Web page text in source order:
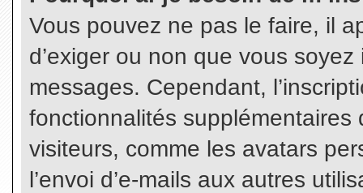
Vous pouvez ne pas le faire, il
d’exiger ou non que vous
messages. Cependant,
fonctionnalités
visiteurs, comme les avatars
l’envoi d’e-mails aux autres